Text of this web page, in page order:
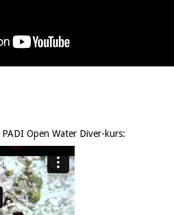
Open Water Diver-kurs: